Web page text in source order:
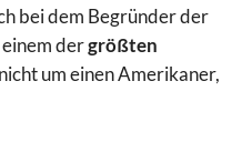
bei dem Begründer der
dergrößten
um einen Amerikaner,